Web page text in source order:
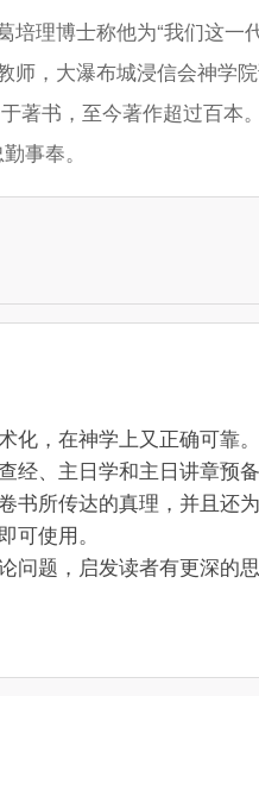
理博士称他为“我们这一
师，大瀑布城浸信会神学
著书，至今著作超过百本
事奉。
化，在神学上又正确可靠
、主日学和主日讲章预备
书所传达的真理，并且还
使用。
问题，启发读者有更深的